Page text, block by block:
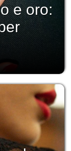
e oro: